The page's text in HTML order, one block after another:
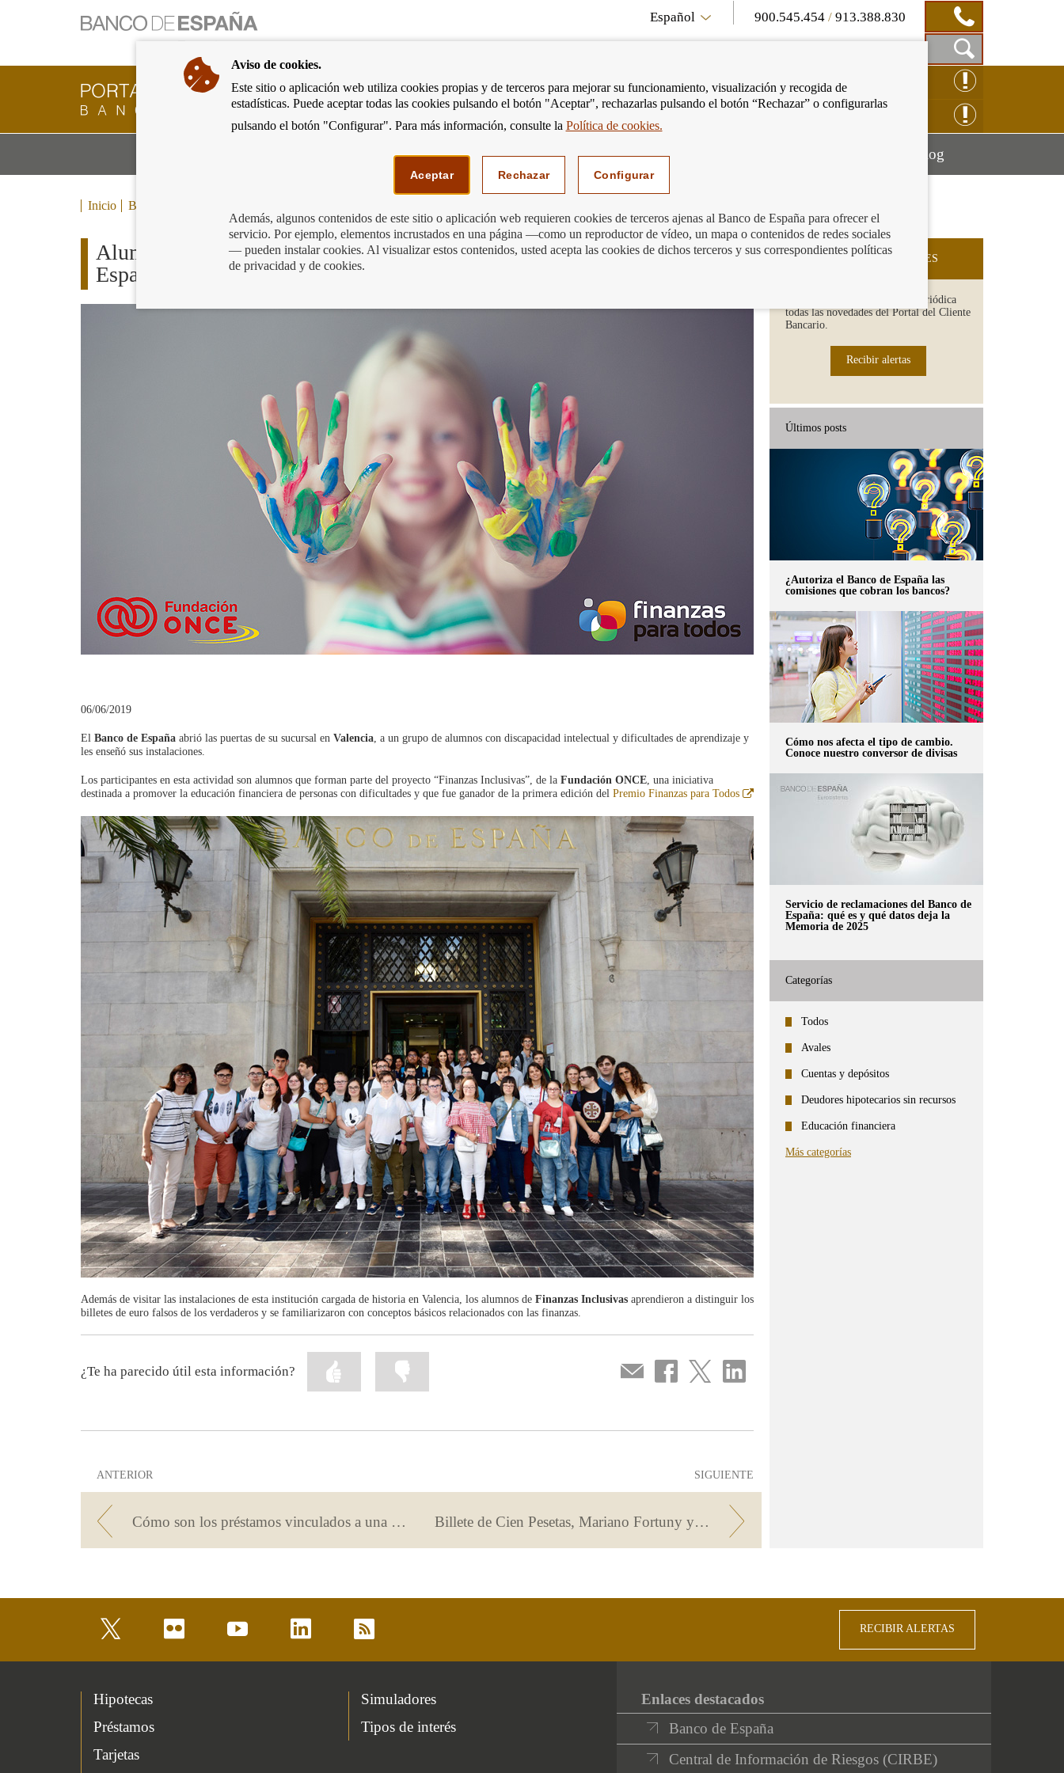
Ir
a
página
de
inicio
del
Español 900.545.454 /913.388.830
Mostrar
Caja
de
Búsqueda
Cliente
Bancario
Banco
ir
a
RECLAMACIÓN ONLINE
Podemos ayudarte Mostrar
menú
BlogMostrar
Inicio Blog
Alumnos con discapacidad intelectual visitan la sucursal del Banco de
España en Valencia
06/06/2019
El Banco de España abrió las puertas de su sucursal en Valencia, a un grupo de alumnos con discapacidad intelectual y dificultades de aprendizaje y
les enseñó sus instalaciones.
Los participantes en esta actividad son alumnos que forman parte del proyecto “Finanzas Inclusivas”, de la Fundación ONCE, una iniciativa
destinada a promover la educación financiera de personas con dificultades y que fue ganador de la primera edición del Premio Finanzas para Todos
Abre
ventana
Además de visitar las instalaciones de esta institución cargada de historia en Valencia, los alumnos de Finanzas Inclusivas aprendieron a distinguir los
billetes de euro falsos de los verdaderos y se familiarizaron con conceptos básicos relacionados con las finanzas.
Compartir
por
Compartir
en
Compartir
en
Compartir
en
¿Te ha parecido útil esta información?
Marcar
información
ANTERIOR
Cómo son los préstamos vinculados a una compra determinada
SIGUIENTE
Billete de Cien Pesetas, Mariano Fortuny y Madrazo
SUSCRIPCIÓN A NOVEDADES
Recibe en tu email de forma periódica
todas las novedades del Portal del Cliente
Bancario.
Recibir alertas
Últimos posts
¿Autoriza el Banco de España las
comisiones que cobran los bancos?
Cómo nos afecta el tipo de cambio.
Conoce nuestro conversor de divisas
Servicio de reclamaciones del Banco de
España: qué es y qué datos deja la
Memoria de 2025
Categorías
Todos
Avales
Cuentas y depósitos
Deudores hipotecarios sin recursos
Educación financiera
Más categorías
flickr youtube linkedin rss RECIBIR ALERTAS
Hipotecas
Préstamos
Tarjetas
Simuladores
Tipos de interés
Enlaces destacados
Banco de España
Central de Información de Riesgos (CIRBE)
Aviso de cookies.
Este sitio o aplicación web utiliza cookies propias y de terceros para mejorar su funcionamiento, visualización y recogida de
estadísticas. Puede aceptar todas las cookies pulsando el botón "Aceptar", rechazarlas pulsando el botón “Rechazar” o configurarlas
pulsando el botón "Configurar". Para más información, consulte la Política de cookies.
Aceptar Rechazar Configurar
Además, algunos contenidos de este sitio o aplicación web requieren cookies de terceros ajenas al Banco de España para ofrecer el
servicio. Por ejemplo, elementos incrustados en una página —como un reproductor de vídeo, un mapa o contenidos de redes sociales
— pueden instalar cookies. Al visualizar estos contenidos, usted acepta las cookies de dichos terceros y sus correspondientes políticas
de privacidad y de cookies.